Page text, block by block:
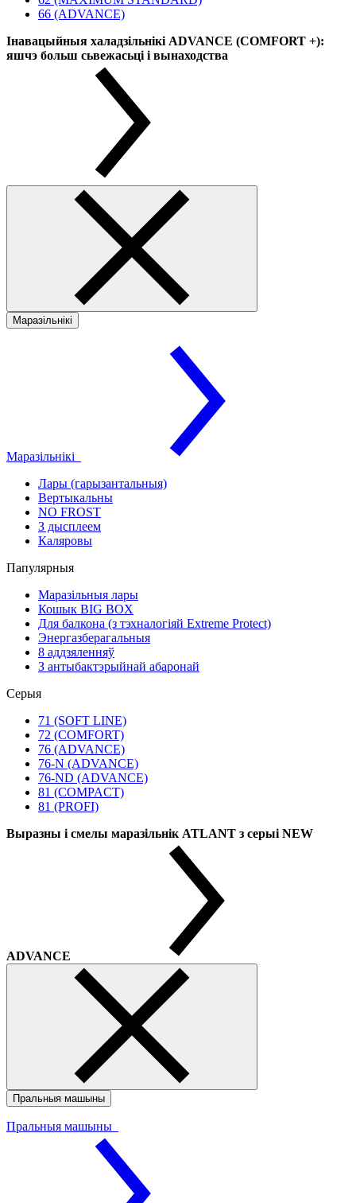
66 (ADVANCE)
Інавацыйныя халадзільнікі ADVANCE (COMFORT +):
яшчэ больш сьвежасьці і вынаходства
Маразільнікі
Маразільнікі
Лары (гарызантальныя)
Вертыкальны
NO FROST
З дысплеем
Каляровы
Папулярныя
Маразільныя лары
Кошык BIG BOX
Для балкона (з тэхналогіяй Extreme Protect)
Энергазберагальныя
8 аддзяленняў
З антыбактэрыйнай абаронай
Серыя
71 (SOFT LINE)
72 (COMFORT)
76 (ADVANCE)
76-N (ADVANCE)
76-ND (ADVANCE)
81 (COMPACT)
81 (PROFI)
Выразны і смелы маразільнік ATLANT з серыі NEW
ADVANCE
Пральныя машыны
Пральныя машыны